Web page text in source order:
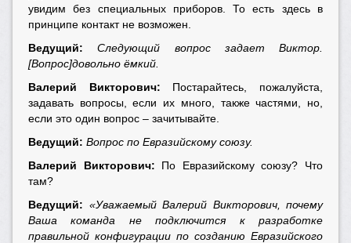
увидим без специальных приборов. То есть здесь в
принципе контакт не возможен.
Ведущий:Следующий вопрос задает Виктор.
[Вопрос]довольно ёмкий.
Валерий Викторович: Постарайтесь, пожалуйста,
задавать вопросы, если их много, также частями, но,
если это один вопрос – зачитывайте.
Ведущий: Вопрос по Евразийскому союзу.
Валерий Викторович: По Евразийскому союзу? Что
там?
Ведущий: «Уважаемый Валерий Викторович, почему
Ваша команда не подключится к разработке
правильной конфигурации по созданию Евразийского